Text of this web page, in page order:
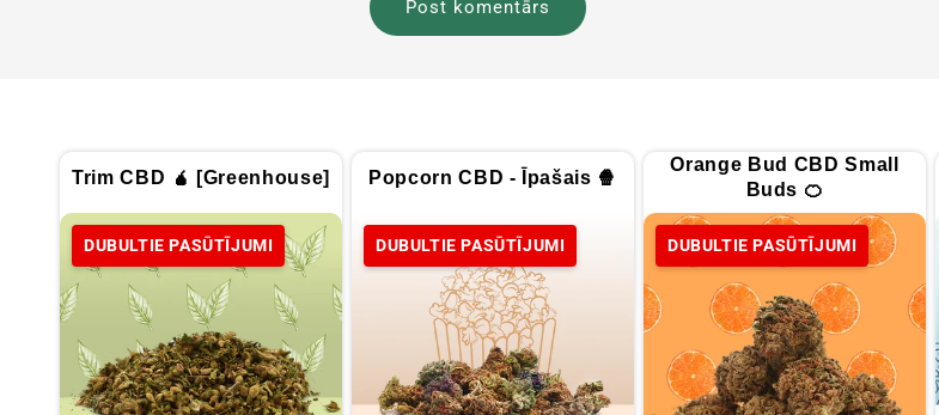
Trim CBD 🧉 [Greenhouse]
DUBULTIE PASŪTĪJUMI
Popcorn CBD - Īpašais 🍿
DUBULTIE PASŪTĪJUMI
Orange Bud CBD Small
Buds 🍊
DUBULTIE PASŪTĪJUMI